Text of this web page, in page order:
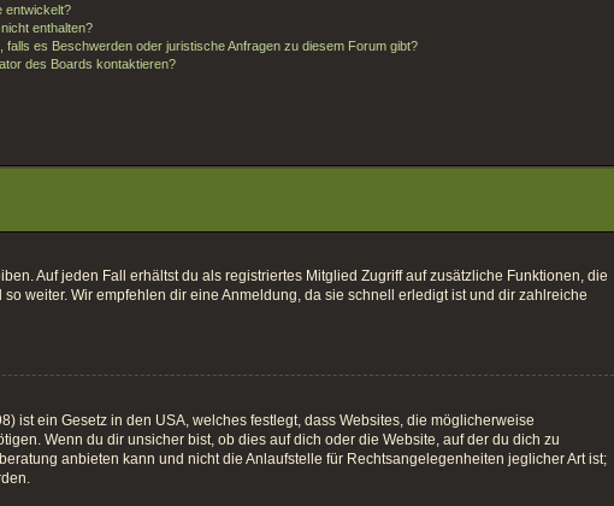
entwickelt?
enthalten?
falls es Beschwerden oder juristische Anfragen zu diesem Forum gibt?
des Boards kontaktieren?
Auf jeden Fall erhältst du als registriertes Mitglied Zugriff auf zusätzliche Funktionen, die
weiter. Wir empfehlen dir eine Anmeldung, da sie schnell erledigt ist und dir zahlreiche
ist ein Gesetz in den USA, welches festlegt, dass Websites, die möglicherweise
Wenn du dir unsicher bist, ob dies auf dich oder die Website, auf der du dich zu
anbieten kann und nicht die Anlaufstelle für Rechtsangelegenheiten jeglicher Art ist;